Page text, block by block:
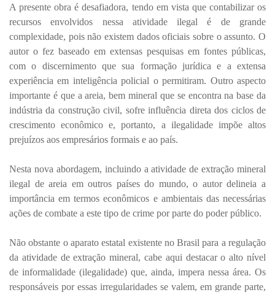
A presente obra é desafiadora, tendo em vista que contabilizar os
recursos envolvidos nessa atividade ilegal é de grande
complexidade, pois não existem dados oficiais sobre o assunto. O
autor o fez baseado em extensas pesquisas em fontes públicas,
com o discernimento que sua formação jurídica e a extensa
experiência em inteligência policial o permitiram. Outro aspecto
importante é que a areia, bem mineral que se encontra na base da
indústria da construção civil, sofre influência direta dos ciclos de
crescimento econômico e, portanto, a ilegalidade impõe altos
prejuízos aos empresários formais e ao país.
Nesta nova abordagem, incluindo a atividade de extração mineral
ilegal de areia em outros países do mundo, o autor delineia a
importância em termos econômicos e ambientais das necessárias
ações de combate a este tipo de crime por parte do poder público.
Não obstante o aparato estatal existente no Brasil para a regulação
da atividade de extração mineral, cabe aqui destacar o alto nível
de informalidade (ilegalidade) que, ainda, impera nessa área. Os
responsáveis por essas irregularidades se valem, em grande parte,